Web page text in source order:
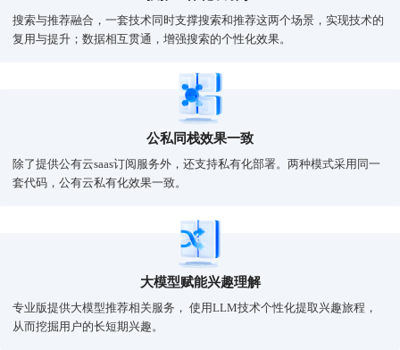
搜索与推荐融合，一套技术同时支撑搜索和推荐这两个场景，实现技术的
复用与提升；数据相互贯通，增强搜索的个性化效果。
公私同栈效果一致
除了提供公有云saas订阅服务外，还支持私有化部署。两种模式采用同一
套代码，公有云私有化效果一致。
大模型赋能兴趣理解
专业版提供大模型推荐相关服务， 使用LLM技术个性化提取兴趣旅程，
从而挖掘用户的长短期兴趣。